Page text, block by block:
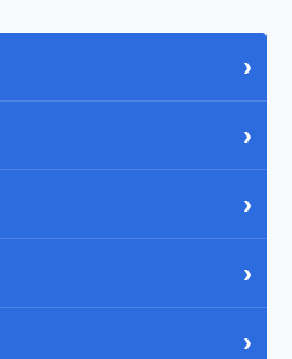
›
›
›
›
›